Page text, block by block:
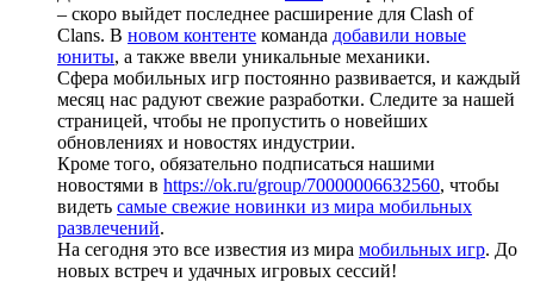
– скоро выйдет последнее расширение для Clash of
Clans. В новом контенте команда добавили новые
юниты, а также ввели уникальные механики.
Сфера мобильных игр постоянно развивается, и каждый
месяц нас радуют свежие разработки. Следите за нашей
страницей, чтобы не пропустить о новейших
обновлениях и новостях индустрии.
Кроме того, обязательно подписаться нашими
новостями в https://ok.ru/group/70000006632560, чтобы
видеть самые свежие новинки из мира мобильных
развлечений.
На сегодня это все известия из мира мобильных игр. До
новых встреч и удачных игровых сессий!